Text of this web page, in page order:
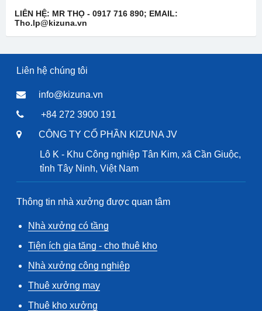
LIÊN HỆ: MR THỌ - 0917 716 890; EMAIL:
Tho.lp@kizuna.vn
Liên hệ chúng tôi
info@kizuna.vn
+84 272 3900 191
CÔNG TY CỔ PHẦN KIZUNA JV
Lô K - Khu Công nghiệp Tân Kim, xã Cần Giuộc,
tỉnh Tây Ninh, Việt Nam
Thông tin nhà xưởng được quan tâm
Nhà xưởng có tầng
Tiện ích gia tăng - cho thuê kho
Nhà xưởng công nghiệp
Thuê xưởng may
Thuê kho xưởng